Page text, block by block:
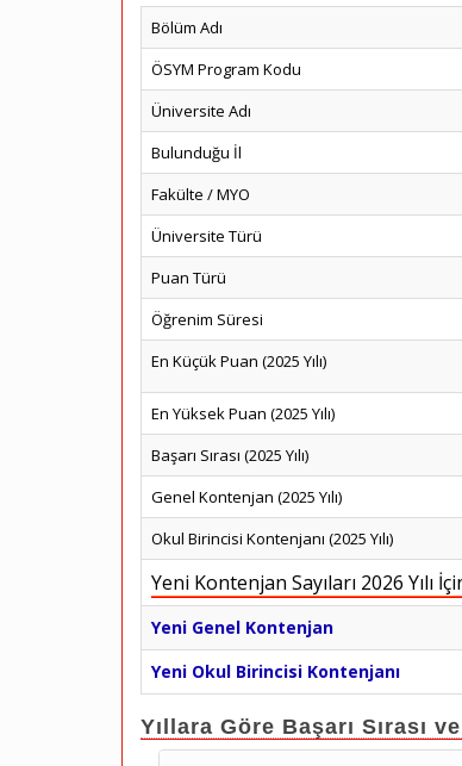
Bölüm Adı
ÖSYM Program Kodu
Üniversite Adı
Bulunduğu İl
Fakülte / MYO
Üniversite Türü
Puan Türü
Öğrenim Süresi
En Küçük Puan (2025 Yılı)
En Yüksek Puan (2025 Yılı)
Başarı Sırası (2025 Yılı)
Genel Kontenjan (2025 Yılı)
Okul Birincisi Kontenjanı (2025 Yılı)
Yeni Kontenjan Sayıları 2026 Yılı
Yeni Genel Kontenjan
Yeni Okul Birincisi Kontenjanı
Yıllara Göre Başarı Sırası